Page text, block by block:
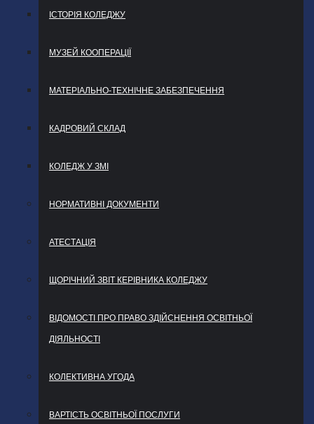
ІСТОРІЯ КОЛЕДЖУ
МУЗЕЙ КООПЕРАЦІЇ
МАТЕРІАЛЬНО-ТЕХНІЧНЕ ЗАБЕЗПЕЧЕННЯ
КАДРОВИЙ СКЛАД
КОЛЕДЖ У ЗМІ
НОРМАТИВНІ ДОКУМЕНТИ
АТЕСТАЦІЯ
ЩОРІЧНИЙ ЗВІТ КЕРІВНИКА КОЛЕДЖУ
ВІДОМОСТІ ПРО ПРАВО ЗДІЙСНЕННЯ ОСВІТНЬОЇ
ДІЯЛЬНОСТІ
КОЛЕКТИВНА УГОДА
ВАРТІСТЬ ОСВІТНЬОЇ ПОСЛУГИ